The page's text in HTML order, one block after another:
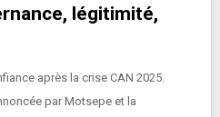
légitimité,
après la crise CAN 2025.
par Motsepe et la